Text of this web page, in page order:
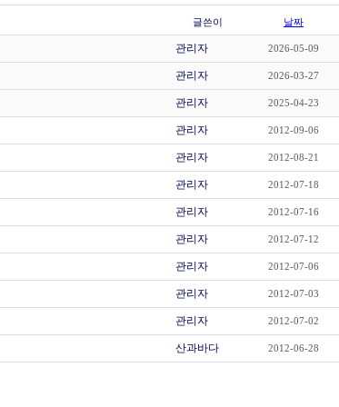
글쓴이 날짜
관리자 2026-05-09
관리자 2026-03-27
관리자 2025-04-23
관리자 2012-09-06
관리자 2012-08-21
관리자 2012-07-18
관리자 2012-07-16
관리자 2012-07-12
관리자 2012-07-06
관리자 2012-07-03
관리자 2012-07-02
산과바다 2012-06-28